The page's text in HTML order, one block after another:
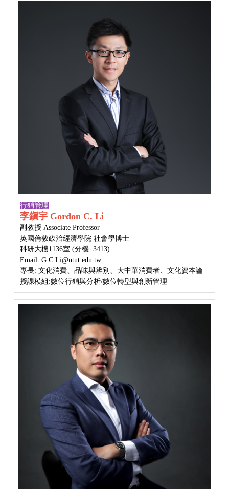
行銷管理
李鎭宇 Gordon C. Li
副教授 Associate Professor
英國倫敦政治經濟學院 社會學博士
科研大樓1136室 (分機: 3413)
Email: G.C.Li@ntut.edu.tw
專長: 文化消費、品味與辨別、大中華消費者、文化資本論
授課模組:數位行銷與分析/數位轉型與創新管理